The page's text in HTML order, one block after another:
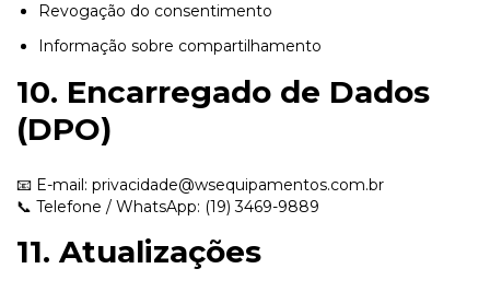
Revogação do consentimento
Informação sobre compartilhamento
10. Encarregado de Dados
(DPO)
📧 E-mail: privacidade@wsequipamentos.com.br
📞 Telefone / WhatsApp: (19) 3469-9889
11. Atualizações